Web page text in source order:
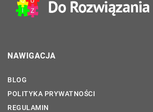
NAWIGACJA
BLOG
POLITYKA PRYWATNOŚCI
REGULAMIN